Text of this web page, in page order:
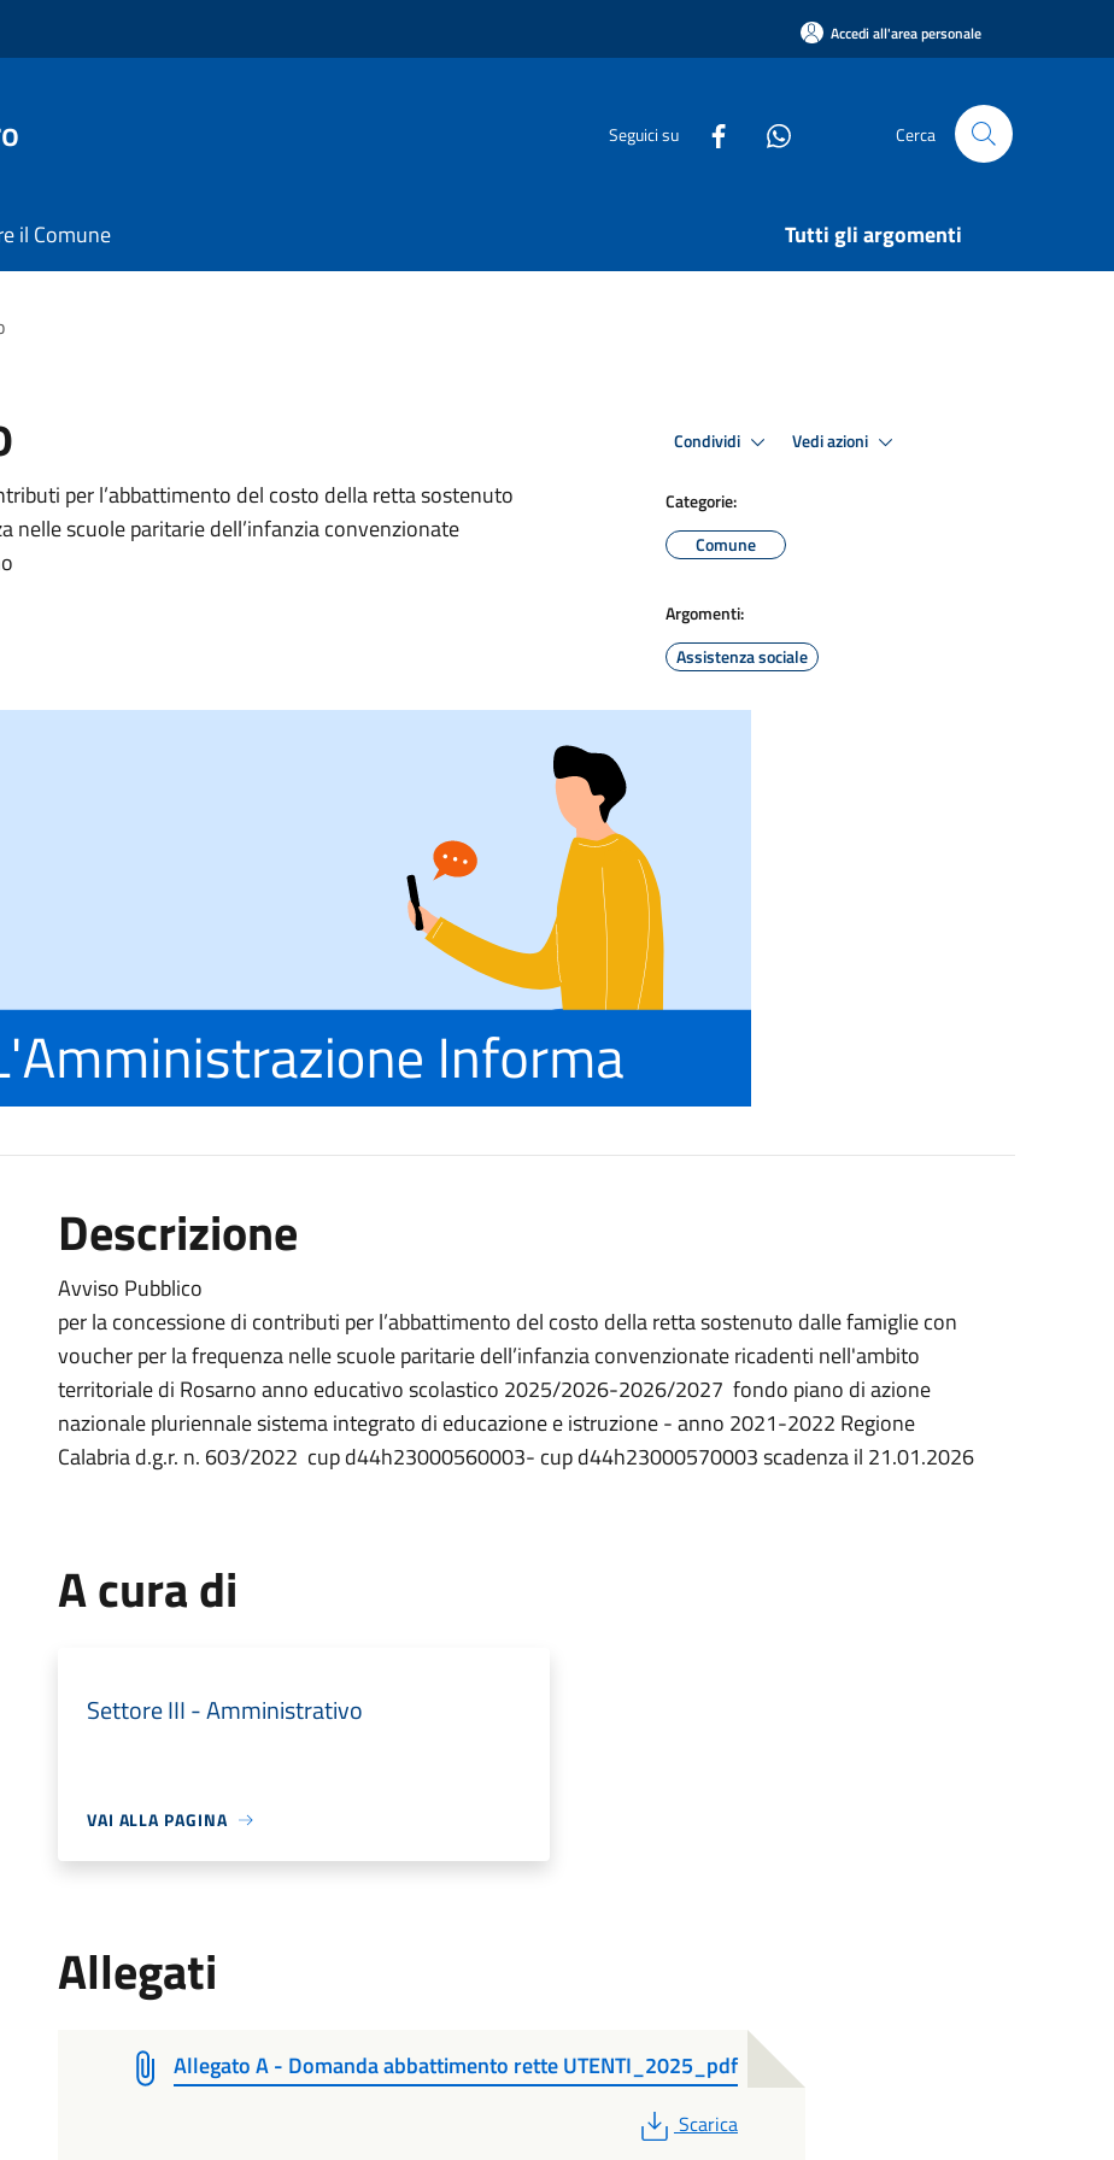
Accedi all'area personale
Seguici su Cerca
il Comune Tutti gli argomenti
per l’abbattimento del costo della retta sostenuto
nelle scuole paritarie dell’infanzia convenzionate
Condividi Vedi azioni
Categorie:
Comune
Argomenti:
Assistenza sociale
Descrizione
Avviso Pubblico
per la concessione di contributi per l’abbattimento del costo della retta sostenuto dalle famiglie con
voucher per la frequenza nelle scuole paritarie dell’infanzia convenzionate ricadenti nell'ambito
territoriale di Rosarno anno educativo scolastico 2025/2026-2026/2027 fondo piano di azione
nazionale pluriennale sistema integrato di educazione e istruzione - anno 2021-2022 Regione
Calabria d.g.r. n. 603/2022 cup d44h23000560003- cup d44h23000570003 scadenza il 21.01.2026
A cura di
Settore III - Amministrativo
VAI ALLA PAGINA
Allegati
Allegato A - Domanda abbattimento rette UTENTI_2025_pdf
PDF
Scarica